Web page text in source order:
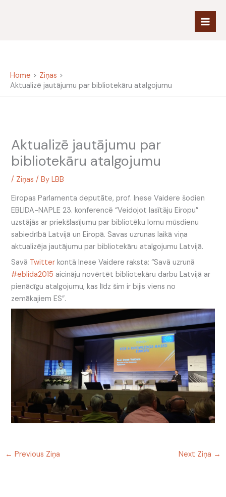
Home
Ziņas
Aktualizē jautājumu par bibliotekāru atalgojumu
Aktualizē jautājumu par
bibliotekāru atalgojumu
/ Ziņas / ByLBB
Eiropas Parlamenta deputāte, prof. Inese Vaidere šodien
EBLIDA-NAPLE 23. konferencē “Veidojot lasītāju Eiropu”
uzstājās ar priekšlasījumu par bibliotēku lomu mūsdienu
sabiedrībā Latvijā un Eiropā. Savas uzrunas laikā viņa
aktualizēja jautājumu par bibliotekāru atalgojumu Latvijā.
Savā Twitter kontā Inese Vaidere raksta: “Savā uzrunā
#eblida2015 aicināju novērtēt bibliotekāru darbu Latvijā ar
pienācīgu atalgojumu, kas līdz šim ir bijis viens no
zemākajiem ES”.
← Previous Ziņa Next Ziņa →